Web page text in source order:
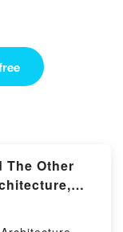
The Other